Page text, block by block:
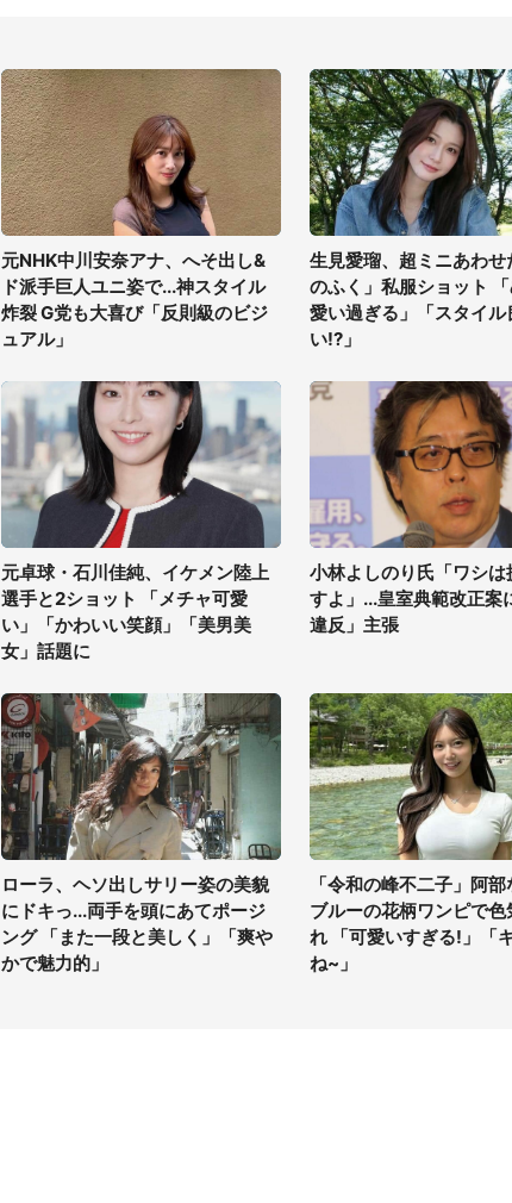
元NHK中川安奈アナ、へそ出し&
ド派手巨人ユニ姿で...神スタイル
炸裂 G党も大喜び「反則級のビジ
ュアル」
生見愛瑠、超ミニあわせ
のふく」私服ショット
愛い過ぎる」「スタイル
い!?」
元卓球・石川佳純、イケメン陸上
選手と2ショット 「メチャ可愛
い」「かわいい笑顔」「美男美
女」話題に
小林よしのり氏「ワシは
すよ」...皇室典範改正案
違反」主張
ローラ、ヘソ出しサリー姿の美貌
にドキっ...両手を頭にあてポージ
ング 「また一段と美しく」「爽や
かで魅力的」
「令和の峰不二子」阿部
ブルーの花柄ワンピで色
れ 「可愛いすぎる!」「
ね~」